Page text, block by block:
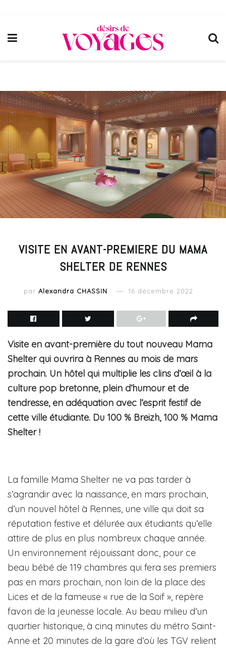
VISITE EN AVANT-PREMIERE DU MAMA
SHELTER DE RENNES
par Alexandra CHASSIN 16 décembre 2022
Visite en avant-première du tout nouveau Mama
Shelter qui ouvrira à Rennes au mois de mars
prochain. Un hôtel qui multiplie les clins d’œil à la
culture pop bretonne, plein d’humour et de
tendresse, en adéquation avec l’esprit festif de
cette ville étudiante. Du 100 % Breizh, 100 % Mama
Shelter !
La famille Mama Shelter ne va pas tarder à
s’agrandir avec la naissance, en mars prochain,
d’un nouvel hôtel à Rennes, une ville qui doit sa
réputation festive et délurée aux étudiants qu’elle
attire de plus en plus nombreux chaque année.
Un environnement réjouissant donc, pour ce
beau bébé de 119 chambres qui fera ses premiers
pas en mars prochain, non loin de la place des
Lices et de la fameuse « rue de la Soif », repère
favori de la jeunesse locale. Au beau milieu d’un
quartier historique, à cinq minutes du métro Saint-
Anne et 20 minutes de la gare d’où les TGV relient